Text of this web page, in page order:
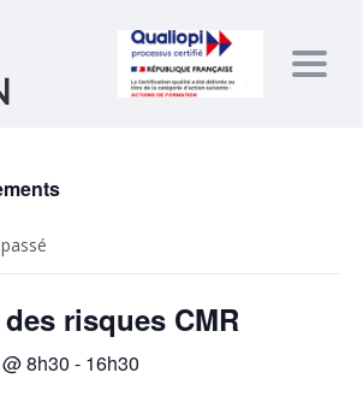
risques CMR
8h30 - 16h30